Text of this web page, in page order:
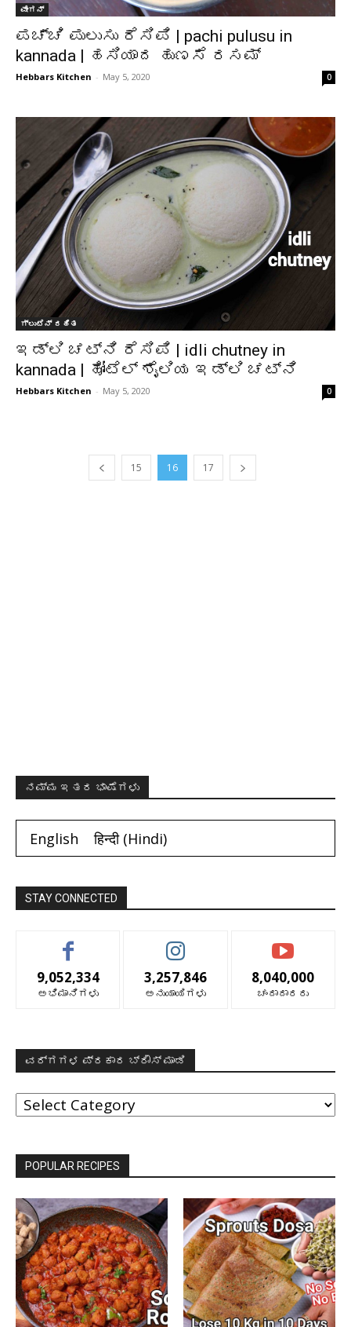
ವೇಗನ್
ಪಚ್ಚಿ ಪುಲುಸು ರೆಸಿಪಿ | pachi pulusu in
kannada | ಹಸಿಯಾದ ಹುಣಸೆ ರಸಮ್
Hebbars Kitchen - May 5, 2020 0
ಗ್ಲುಟೆನ್ ರಹಿತ
ಇಡ್ಲಿ ಚಟ್ನಿ ರೆಸಿಪಿ | idli chutney in
kannada | ಹೋಟೆಲ್ ಶೈಲಿಯ ಇಡ್ಲಿ ಚಟ್ನಿ
Hebbars Kitchen - May 5, 2020 0
15 16 17
ನಮ್ಮ ಇತರ ಭಾಷೆಗಳು
English हिन्दी(Hindi)
STAY CONNECTED
9,052,334
ಅಭಿಮಾನಿಗಳು
3,257,846
ಅನುಯಾಯಿಗಳು
8,040,000
ಚಂದಾದಾರರು
ವರ್ಗಗಳ ಪ್ರಕಾರ ಬ್ರೌಸ್ ಮಾಡಿ
ವರ್ಗಗಳ
ಪ್ರಕಾರ
ಬ್ರೌಸ್
POPULAR RECIPES